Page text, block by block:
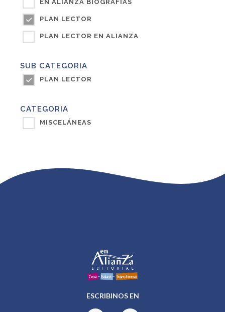
EN ALIANZA BIOGRAFÍAS
PLAN LECTOR
PLAN LECTOR EN ALIANZA
SUB CATEGORIA
PLAN LECTOR
CATEGORIA
MISCELÁNEAS
ESCRIBINOS EN